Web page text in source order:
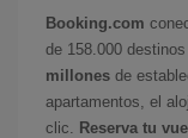
Booking.com
de 158.000
millones de
apartamentos, el
clic.
Reserva tu